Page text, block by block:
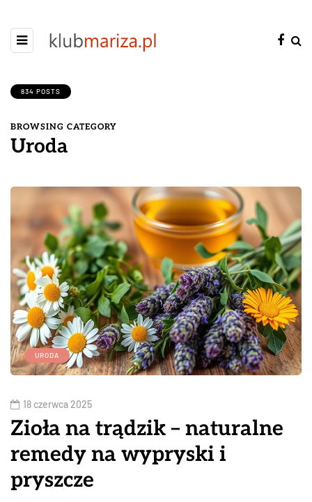
834 POSTS
BROWSING CATEGORY
Uroda
URODA
18 czerwca 2025
Zioła na trądzik – naturalne
remedy na wypryski i
pryszcze